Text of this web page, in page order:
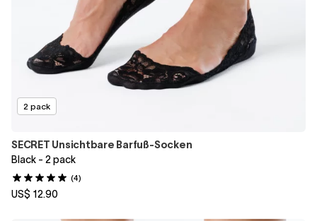
2 pack
SECRET Unsichtbare Barfuß-Socken
Black - 2 pack
(4)
US$ 12.90